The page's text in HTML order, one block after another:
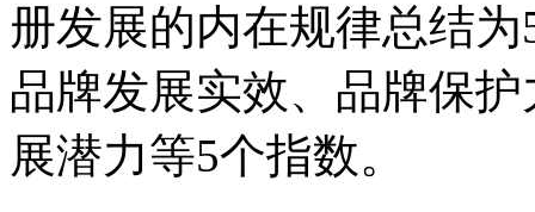
册发展的内在规律总结
品牌发展实效、品牌保
展潜力等5个指数。